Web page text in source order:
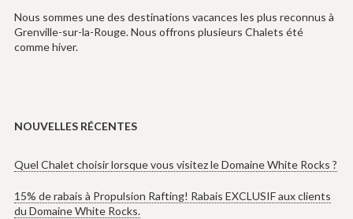
Nous sommes une des destinations vacances les plus reconnus à
Grenville-sur-la-Rouge. Nous offrons plusieurs Chalets été
comme hiver.
NOUVELLES RÉCENTES
Quel Chalet choisir lorsque vous visitez le Domaine White Rocks ?
15% de rabais à Propulsion Rafting! Rabais EXCLUSIF aux clients
du Domaine White Rocks.